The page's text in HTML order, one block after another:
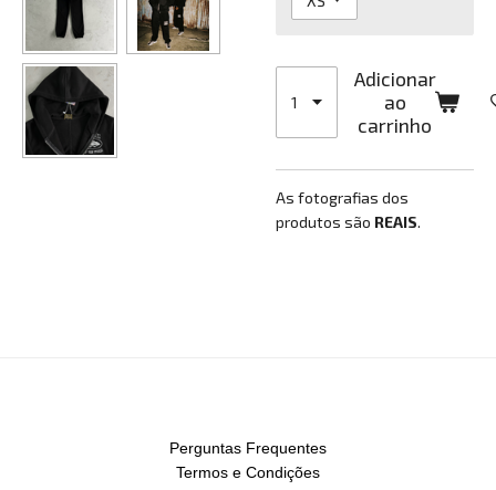
Adicionar
ao
carrinho
As fotografias dos
produtos são REAIS.
Perguntas Frequentes
Termos e Condições